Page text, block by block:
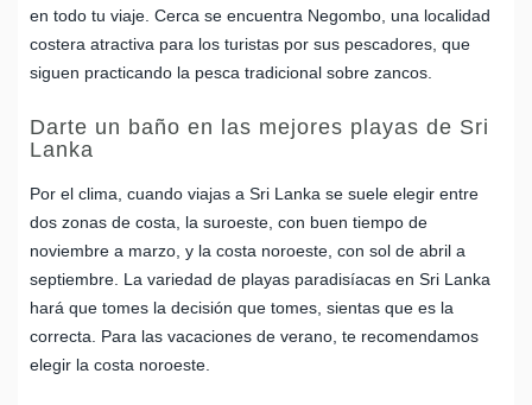
en todo tu viaje. Cerca se encuentra Negombo, una localidad
costera atractiva para los turistas por sus pescadores, que
siguen practicando la pesca tradicional sobre zancos.
Darte un baño en las mejores playas de Sri
Lanka
Por el clima, cuando viajas a Sri Lanka se suele elegir entre
dos zonas de costa, la suroeste, con buen tiempo de
noviembre a marzo, y la costa noroeste, con sol de abril a
septiembre. La variedad de playas paradisíacas en Sri Lanka
hará que tomes la decisión que tomes, sientas que es la
correcta. Para las vacaciones de verano, te recomendamos
elegir la costa noroeste.